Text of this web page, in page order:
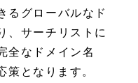
るグローバルなド
、サーチリストに
全なドメイン名
策となります。